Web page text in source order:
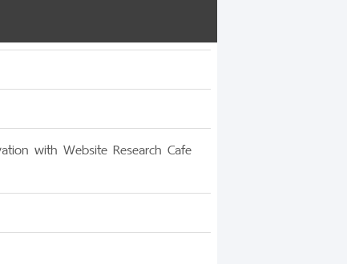
with Website Research Cafe